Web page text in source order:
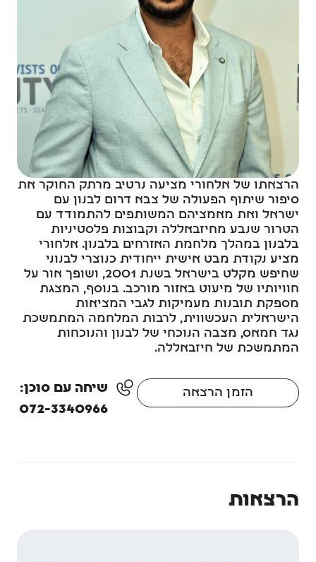
הרצאתו של אלחורי מציעה נרטיב מרתק החוקר את
סיפור שיתוף הפעולה של צבא דרום לבנון עם
ישראל ואת מאמציהם המשותפים להתמודד עם
הטרור שנבע מחיזבאללה וקבוצות פלסטיניות
בלבנון במהלך מלחמת האזרחים בלבנון. אלחורי
מציע נקודת מבט אישית ייחודית כנוצרי לבנוני
שחיפש מקלט בישראל בשנת 2001, ושופך אור על
חוויותיו של מיעוט באזור מורכב. בנוסף, המצגת
מספקת תובנות מעמיקות לגבי המציאות
הישראלית העכשווית, לרבות המלחמה המתמשכת
נגד חמאס, מצבה הנוכחי של לבנון והנוכחות
המתמשכת של חיזבאללה.
הזמן הרצאה
שיחה עם סוכן:
072-3340966
הרצאות